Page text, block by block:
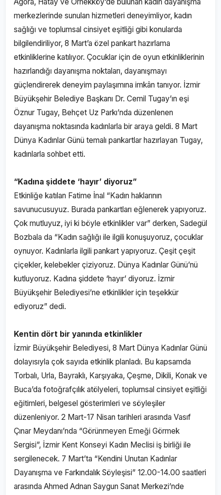
merkezlerinde sunulan hizmetleri deneyimliyor, kadın
sağlığı ve toplumsal cinsiyet eşitliği gibi konularda
bilgilendiriliyor, 8 Mart’a özel pankart hazırlama
etkinliklerine katılıyor. Çocuklar için de oyun etkinliklerinin
hazırlandığı dayanışma noktaları, dayanışmayı
güçlendirerek deneyim paylaşımına imkân tanıyor. İzmir
Büyükşehir Belediye Başkanı Dr. Cemil Tugay’ın eşi
Öznur Tugay, Behçet Uz Parkı’nda düzenlenen
dayanışma noktasında kadınlarla bir araya geldi. 8 Mart
Dünya Kadınlar Günü temalı pankartlar hazırlayan Tugay,
kadınlarla sohbet etti.
“Kadına şiddete ‘hayır’ diyoruz”
Etkinliğe katılan Fatime İnal “Kadın haklarının
savunucusuyuz. Burada pankartları eğlenerek yapıyoruz.
Çok mutluyuz, iyi ki böyle etkinlikler var” derken, Sadegül
Bozbala da “Kadın sağlığı ile ilgili konuşuyoruz, çocuklar
oynuyor. Kadınlarla ilgili pankart yapıyoruz. Çeşit çeşit
çiçekler, kelebekler çiziyoruz. Dünya Kadınlar Günü’nü
kutluyoruz. Kadına şiddete ‘hayır’ diyoruz. İzmir
Büyükşehir Belediyesi’ne etkinlikler için teşekkür
ediyoruz” dedi.
Kentin dört bir yanında etkinlikler
İzmir Büyükşehir Belediyesi, 8 Mart Dünya Kadınlar Günü
dolayısıyla çok sayıda etkinlik planladı. Bu kapsamda
Torbalı, Urla, Bayraklı, Karşıyaka, Çeşme, Dikili, Konak ve
Buca’da fotoğrafçılık atölyeleri, toplumsal cinsiyet eşitliği
eğitimleri, belgesel gösterimleri ve söyleşiler
düzenleniyor. 2 Mart-17 Nisan tarihleri arasında Vasıf
Çınar Meydanı’nda “Görünmeyen Emeği Görmek
Sergisi”, İzmir Kent Konseyi Kadın Meclisi iş birliği ile
sergilenecek. 7 Mart’ta “Kendini Unutan Kadınlar
Dayanışma ve Farkındalık Söyleşisi” 12.00-14.00 saatleri
arasında Ahmed Adnan Saygun Sanat Merkezi’nde